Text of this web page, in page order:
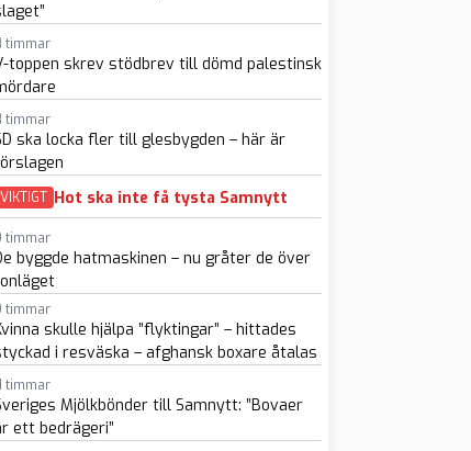
timmar
toppen skrev stödbrev till dömd palestinsk
timmar
ska locka fler till glesbygden – här är
VIKTIGT Hot ska inte få tysta Samnytt
timmar
byggde hatmaskinen – nu gråter de över
timmar
skulle hjälpa ”flyktingar” – hittades
i resväska – afghansk boxare åtalas
timmar
Mjölkbönder till Samnytt: ”Bovaer
ett bedrägeri”